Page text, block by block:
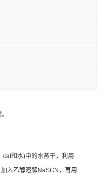
和水)中的水蒸干，利用
入乙醇溶解NaSCN，再用